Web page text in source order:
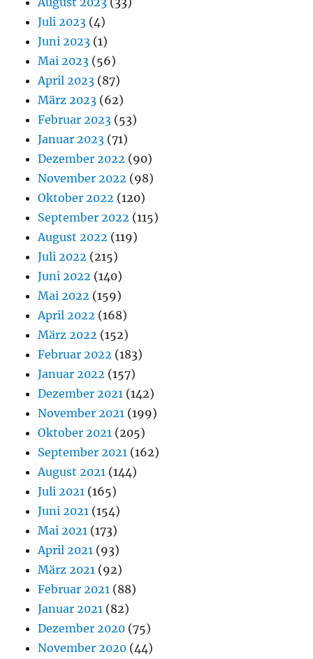
Juli 2023 (4)
Juni 2023 (1)
Mai 2023 (56)
April 2023 (87)
März 2023 (62)
Februar 2023 (53)
Januar 2023 (71)
Dezember 2022 (90)
November 2022 (98)
Oktober 2022 (120)
September 2022 (115)
August 2022 (119)
Juli 2022 (215)
Juni 2022 (140)
Mai 2022 (159)
April 2022 (168)
März 2022 (152)
Februar 2022 (183)
Januar 2022 (157)
Dezember 2021 (142)
November 2021 (199)
Oktober 2021 (205)
September 2021 (162)
August 2021 (144)
Juli 2021 (165)
Juni 2021 (154)
Mai 2021 (173)
April 2021 (93)
März 2021 (92)
Februar 2021 (88)
Januar 2021 (82)
Dezember 2020 (75)
November 2020 (44)